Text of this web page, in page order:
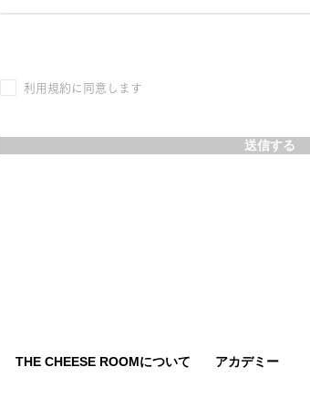
利用規約に同意します
送信する
THE CHEESE ROOMについて アカデミー